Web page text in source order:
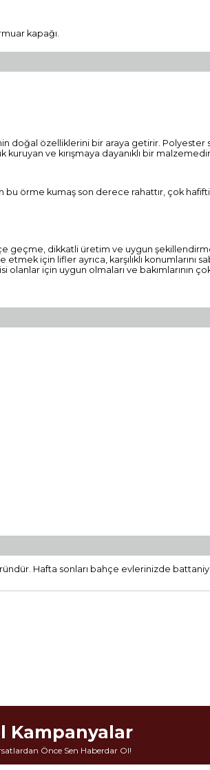
kapağı.
özelliklerini bir araya getirir. Polyester
kuruyan ve kırışmaya dayanıklı bir
örme kumaş son derece rahattır, çok
geçme, dikkatli üretim ve uygun
için lifler ayrıca, karşılıklı konumlarını
olanlar için uygun olmaları ve bakımlarının
Hafta sonları bahçe evlerinizde
Kampanyalar
Önce Sen Haberdar Ol!